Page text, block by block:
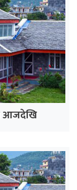
आजदेखि